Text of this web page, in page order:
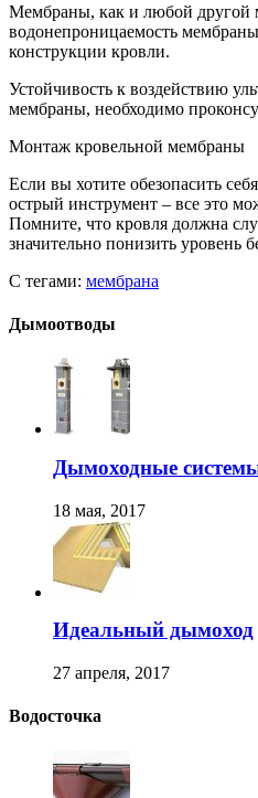
Мембраны, как и любой другой
водонепроницаемость
конструкции кровли.
Устойчивость к воздействию
мембраны, необходимо
Монтаж кровельной мембраны
Если вы хотите обезопасить
острый инструмент – все это
Помните, что кровля должна
значительно понизить уровень
С тегами: мембрана
Дымоотводы
Дымоходные
18 мая, 2017
Идеальный дымоход
27 апреля, 2017
Водосточка